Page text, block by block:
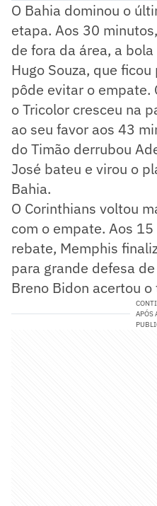
O Bahia dominou o
etapa. Aos 30
de fora da área, a
Hugo Souza, que
pôde evitar o empate.
o Tricolor cresceu na
ao seu favor aos 43
do Timão derrubou
José bateu e virou o
Bahia.
O Corinthians voltou
com o empate. Aos
rebate, Memphis
para grande defesa
Breno Bidon acertou o
APÓS